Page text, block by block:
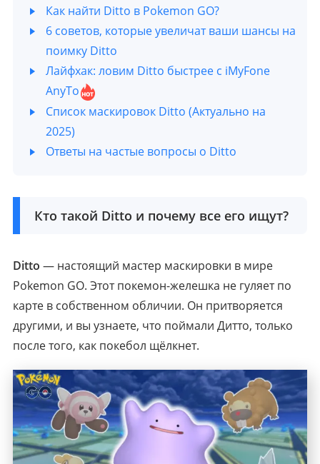
Как найти Ditto в Pokemon GO?
6 советов, которые увеличат ваши шансы на
поимку Ditto
Лайфхак: ловим Ditto быстрее с iMyFone
AnyTo
Список маскировок Ditto (Актуально на
2025)
Ответы на частые вопросы о Ditto
Кто такой Ditto и почему все его ищут?
Ditto — настоящий мастер маскировки в мире
Pokemon GO. Этот покемон-желешка не гуляет по
карте в собственном обличии. Он притворяется
другими, и вы узнаете, что поймали Дитто, только
после того, как покебол щёлкнет.